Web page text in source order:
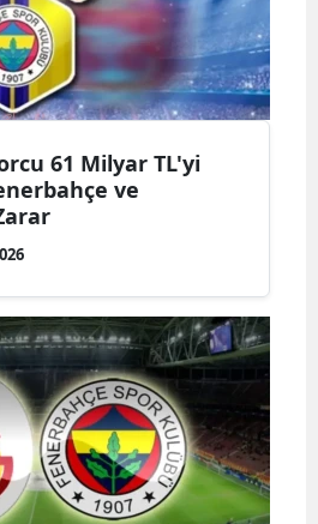
61 Milyar TL'yi
ve